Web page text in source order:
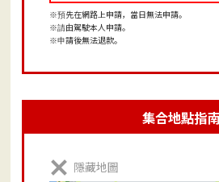
※預先在網路上申請，當日無法申請。
※請由駕駛本人申請。
※申請後無法退款。
集合地點指南
隱藏地圖